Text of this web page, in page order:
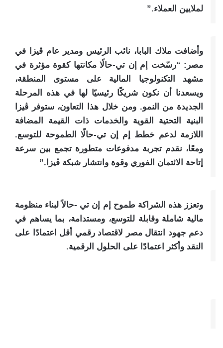
لملايين العملاء.”
وأضافت ملاك البابا، نائب الرئيس ومدير عام ڤيزا في
مصر: “رسّخت إم إن تي-حالًا مكانتها كقوة مؤثرة في
مشهد التكنولوجيا المالية على مستوى المنطقة،
ويسعدنا أن نكون شريكًا رئيسيًا لها في هذه المرحلة
الجديدة من النمو. ومن خلال هذا التعاون، ستوفر ڤيزا
البنية التحتية القوية والخدمات ذات القيمة المضافة
اللازمة لدعم خطط إم إن تي-حالًا الطموحة للتوسع.
ومعًا، نقدم تجربة مدفوعات متطورة تجمع بين سرعة
إتاحة الائتمان الفوري وقوة وانتشار شبكة ڤيزا.”
وتعزز هذه الشراكة طموح إم إن تي -حالاً لبناء منظومة
مالية شاملة وقابلة للتوسع، ومستدامة، بما يساهم في
دعم جهود انتقال مصر لاقتصاد رقمي أقل اعتمادًا على
النقد وأكثر اعتمادًا على الحلول الرقمية.